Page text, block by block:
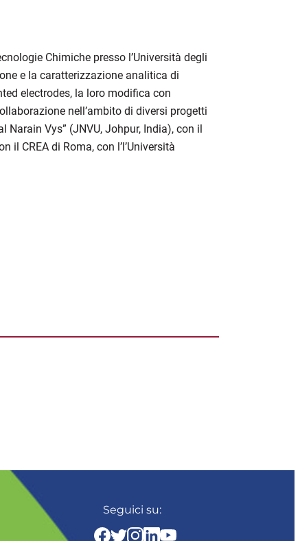
Chimiche presso l’Università degli
e la caratterizzazione analitica di
electrodes, la loro modifica con
nell’ambito di diversi progetti
Vys” (JNVU, Johpur, India), con il
il CREA di Roma, con l’l’Università
Seguici su: